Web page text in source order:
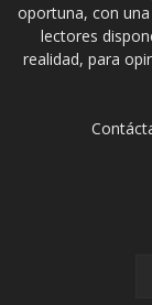
oportuna, con
lectores
realidad, para